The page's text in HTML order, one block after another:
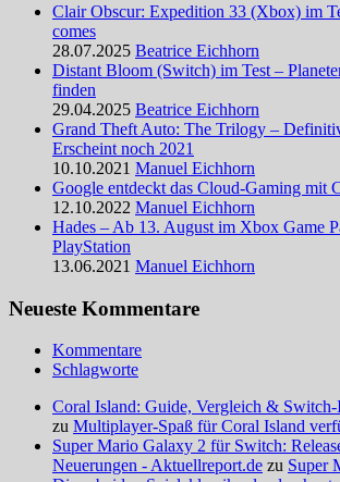
Clair Obscur: Expedition 33 (Xbox) im
comes
28.07.2025 Beatrice Eichhorn
Distant Bloom (Switch) im Test –
finden
29.04.2025 Beatrice Eichhorn
Grand Theft Auto: The Trilogy –
Erscheint noch 2021
10.10.2021 Manuel Eichhorn
Google entdeckt das Cloud-Gaming mit
12.10.2022 Manuel Eichhorn
Hades – Ab 13. August im Xbox Game
PlayStation
13.06.2021 Manuel Eichhorn
Neueste Kommentare
Kommentare
Schlagworte
Coral Island: Guide, Vergleich &
zu Multiplayer-Spaß für Coral Island
Super Mario Galaxy 2 für Switch:
Neuerungen - Aktuellreport.de zu Super